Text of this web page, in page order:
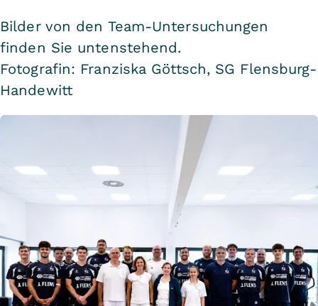
Bilder von den Team-Untersuchungen
finden Sie untenstehend.
Fotografin: Franziska Göttsch, SG Flensburg-
Handewitt